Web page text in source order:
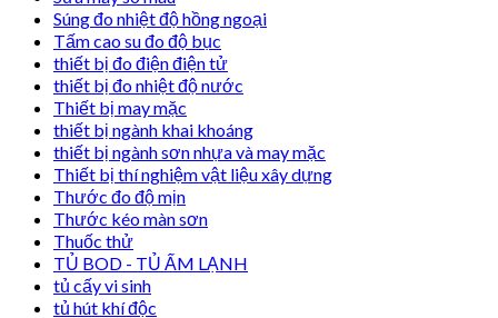
Súng đo nhiệt độ hồng ngoại
Tấm cao su đo độ bục
thiết bị đo điện điện tử
thiết bị đo nhiệt độ nước
Thiết bị may mặc
thiết bị ngành khai khoáng
thiết bị ngành sơn nhựa và may mặc
Thiết bị thí nghiệm vật liệu xây dựng
Thước đo độ mịn
Thước kéo màn sơn
Thuốc thử
TỦ BOD - TỦ ẤM LẠNH
tủ cấy vi sinh
tủ hút khí độc